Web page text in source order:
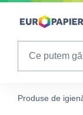
Table Of Content
Produse de